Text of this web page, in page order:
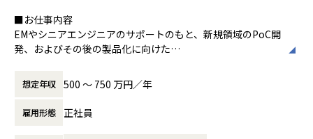
■募集背景
用インフラとして成長を続けてきました。
オープンに外部へ拡張し、
■お仕事内容
EMやシニアエンジニアのサポートのもと、新規領域のPoC開
発、およびその後の製品化に向けた
実装）を担当いただきます。
＜具体的な業務イメージ＞
現在はPoCフェーズのため、EMや先輩エンジニアと密にコミ
想定年収 500 〜 750 万円／年
雇用形態 正社員